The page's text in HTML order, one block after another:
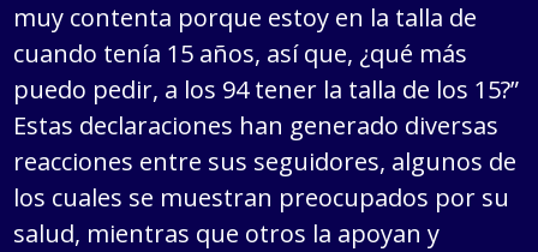
muy contenta porque estoy en la talla de
cuando tenía 15 años, así que, ¿qué más
puedo pedir, a los 94 tener la talla de los 15?”
Estas declaraciones han generado diversas
reacciones entre sus seguidores, algunos de
los cuales se muestran preocupados por su
salud, mientras que otros la apoyan y